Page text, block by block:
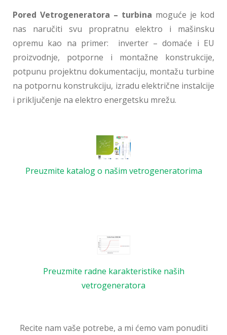
Pored Vetrogeneratora – turbina moguće je kod
nas naručiti svu propratnu elektro i mašinsku
opremu kao na primer: inverter – domaće i EU
proizvodnje, potporne i montažne konstrukcije,
potpunu projektnu dokumentaciju, montažu turbine
na potpornu konstrukciju, izradu električne instalcije
i priključenje na elektro energetsku mrežu.
Preuzmite katalog o našim vetrogeneratorima
Preuzmite radne karakteristike naših
vetrogeneratora
Recite nam vaše potrebe, a mi ćemo vam ponuditi